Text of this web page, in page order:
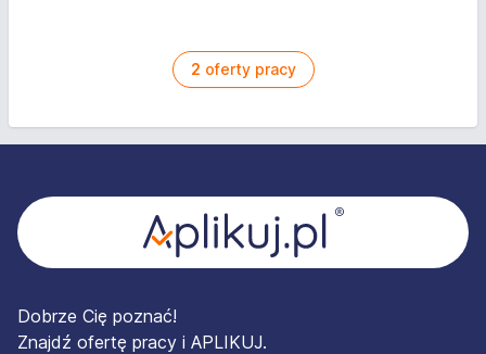
2 oferty pracy
Dobrze Cię poznać!
Znajdź ofertę pracy i APLIKUJ.